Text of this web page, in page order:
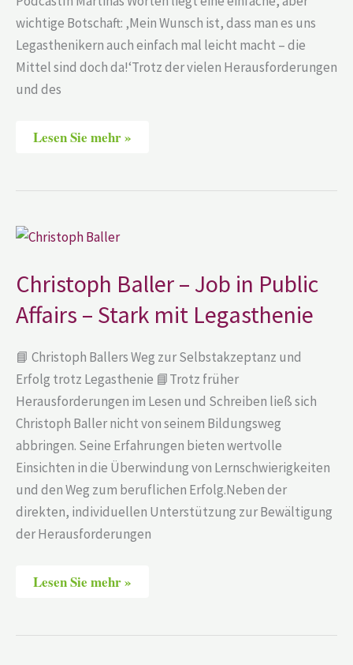
wichtige Botschaft: ‚Mein Wunsch ist, dass man es uns
Legasthenikern auch einfach mal leicht macht – die
Mittel sind doch da!‘Trotz der vielen Herausforderungen
und des
Lesen Sie mehr »
Christoph Baller – Job in Public
Affairs – Stark mit Legasthenie
📘 Christoph Ballers Weg zur Selbstakzeptanz und
Erfolg trotz Legasthenie 📘Trotz früher
Herausforderungen im Lesen und Schreiben ließ sich
Christoph Baller nicht von seinem Bildungsweg
abbringen. Seine Erfahrungen bieten wertvolle
Einsichten in die Überwindung von Lernschwierigkeiten
und den Weg zum beruflichen Erfolg.Neben der
direkten, individuellen Unterstützung zur Bewältigung
der Herausforderungen
Christoph
Baller
Job
in
Public
Affairs
–
mit
Legasthenie
Lesen Sie mehr »